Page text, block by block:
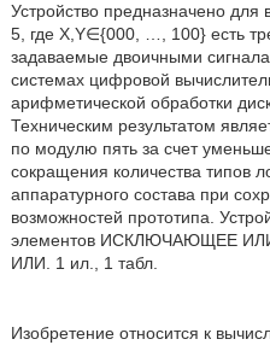
Устройство предназначено
5, где X,Y∈{000, …, 100} есть
задаваемые двоичными
системах цифровой
арифметической обработки
Техническим результатом
по модулю пять за счет
сокращения количества типов
аппаратурного состава при
возможностей прототипа.
элементов ИСКЛЮЧАЮЩЕЕ ИЛИ,
ИЛИ. 1 ил., 1 табл.
Изобретение относится к